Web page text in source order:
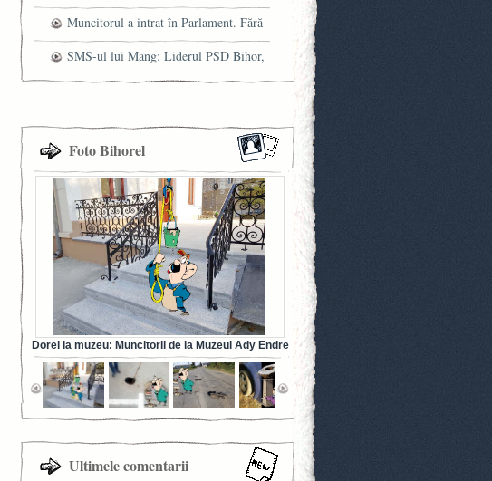
centrului orădean
Muncitorul a intrat în Parlament. Fără
cheia franceză la el
SMS-ul lui Mang: Liderul PSD Bihor,
prins cu minciuna!
Foto Bihorel
Dorel la muzeu: Muncitorii de la Muzeul Ady Endre
din Oradea au betonat… balustradele! (FOTO)
Ultimele comentarii